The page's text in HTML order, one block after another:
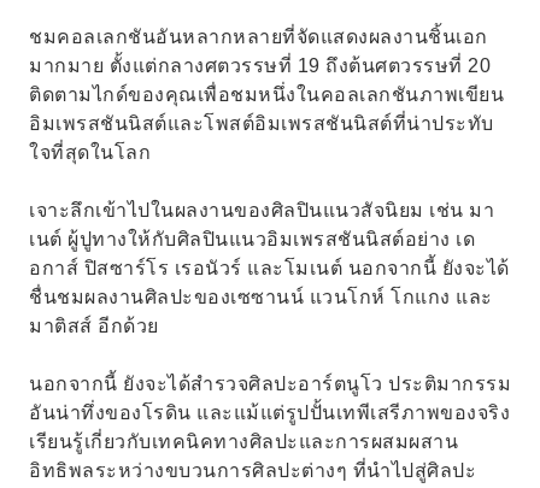
ชมคอลเลกชันอันหลากหลายที่จัดแสดงผลงานชิ้นเอก
มากมาย ตั้งแต่กลางศตวรรษที่ 19 ถึงต้นศตวรรษที่ 20
ติดตามไกด์ของคุณเพื่อชมหนึ่งในคอลเลกชันภาพเขียน
อิมเพรสชันนิสต์และโพสต์อิมเพรสชันนิสต์ที่น่าประทับ
ใจที่สุดในโลก
เจาะลึกเข้าไปในผลงานของศิลปินแนวสัจนิยม เช่น มา
เนต์ ผู้ปูทางให้กับศิลปินแนวอิมเพรสชันนิสต์อย่าง เด
อกาส์ ปิสซาร์โร เรอนัวร์ และโมเนต์ นอกจากนี้ ยังจะได้
ชื่นชมผลงานศิลปะของเซซานน์ แวนโกห์ โกแกง และ
มาติสส์ อีกด้วย
นอกจากนี้ ยังจะได้สำรวจศิลปะอาร์ตนูโว ประติมากรรม
อันน่าทึ่งของโรดิน และแม้แต่รูปปั้นเทพีเสรีภาพของจริง
เรียนรู้เกี่ยวกับเทคนิคทางศิลปะและการผสมผสาน
อิทธิพลระหว่างขบวนการศิลปะต่างๆ ที่นำไปสู่ศิลปะ